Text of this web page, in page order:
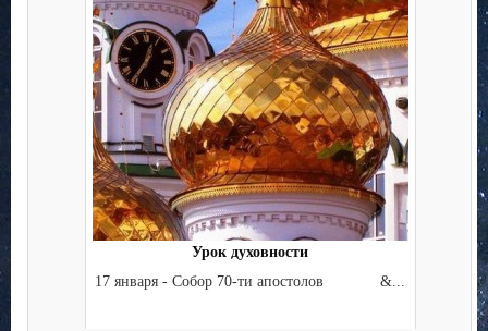
Урок духовности
17 января - Собор 70-ти апостолов &...